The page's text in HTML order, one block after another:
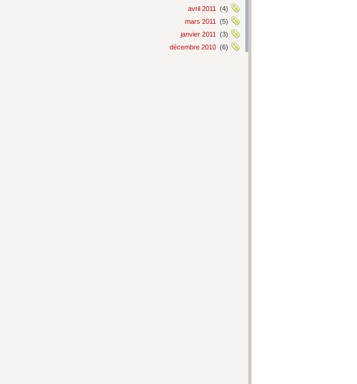
avril 2011
(4)
mars 2011
(5)
janvier 2011
(3)
décembre 2010 (6)